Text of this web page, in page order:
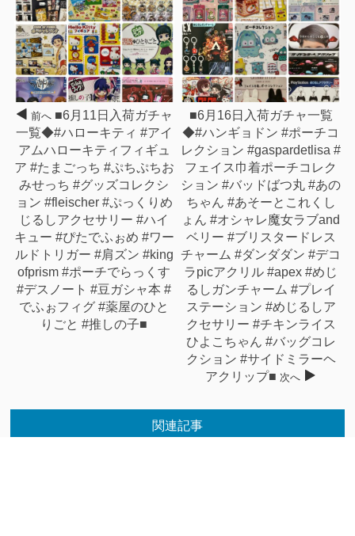
前へ ■6月11日入荷ガチャ
一覧◆#ハローキティ #アイ
アムハローキティフィギュ
ア #たまごっち #ぷちぷちお
みせっち #グッズコレクシ
ョン #fleischer #ぷっくりめ
じるしアクセサリー #ハイ
キュー #ぴたでふぉめ #ワー
ルドトリガー #肩ズン #king
ofprism #ポーチでらっくす
#デスノート #豆ガシャ本 #
でふぉフィグ #薬屋のひと
りごと #推しの子■
■6月16日入荷ガチャ一覧
◆#ハンギョドン #ポーチコ
レクション #gaspardetlisa #
フェイス巾着ポーチコレク
ション #バッドばつ丸 #あの
ちゃん #あそーとこれくし
ょん #オシャレ魔女ラブand
ベリー #ブリスタードレス
チャーム #ダンダダン #デコ
ラpicアクリル #apex #めじ
るしガンチャーム #プレイ
ステーション #めじるしア
クセサリー #チキンライス
ひよこちゃん #バッグコレ
クション #サイドミラーヘ
アクリップ■ 次へ
関連記事